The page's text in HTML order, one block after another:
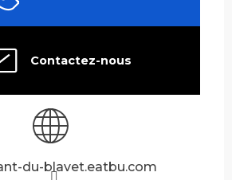
Contactez-nous
du-blavet.eatbu.com